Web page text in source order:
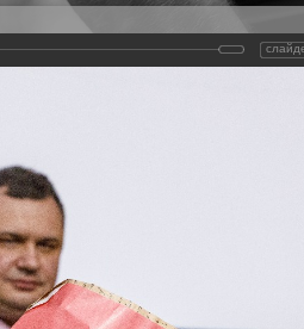
Задать вопрос
Базы данных